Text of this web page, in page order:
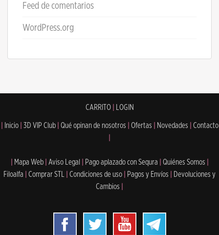
Feed de comentarios
WordPress.org
CARRITO| LOGIN
Inicio 3D VIP Club Qué opinan de nosotros Ofertas Novedades
Contacto
Mapa Web Aviso Legal Pago aplazado con Sequra Quiénes Somos
Filoalfa
Comprar STL Condiciones de uso Pagos y Envíos
Devoluciones y
Cambios